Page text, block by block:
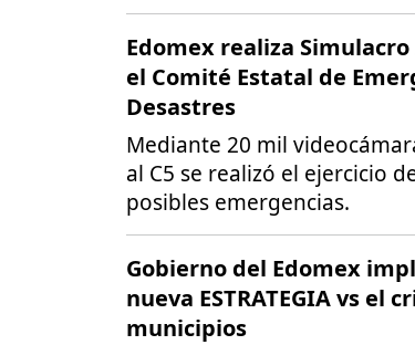
Edomex realiza Simulacro
el Comité Estatal de
Desastres
Mediante 20 mil
al C5 se realizó el ejercicio
posibles emergencias.
Gobierno del Edomex
nueva ESTRATEGIA vs el
municipios